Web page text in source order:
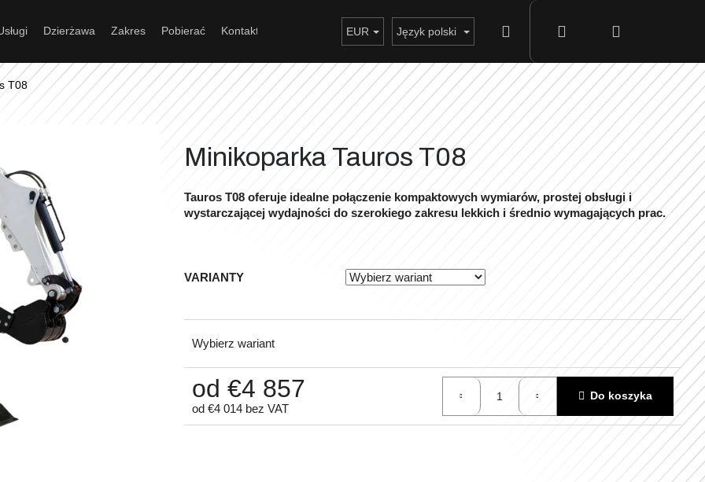
Dzierżawa Zakres Pobierać Kontakt EUR Język polski Zaloguj
się
T08
Minikoparka Tauros T08
Tauros T08 oferuje idealne połączenie kompaktowych wymiarów, prostej obsługi i
wystarczającej wydajności do szerokiego zakresu lekkich i średnio wymagających prac.
VARIANTY
Wybierz wariant
od €4 857
od €4 014 bez VAT
Cena
Do koszyka
Czego szukasz?
Szukaj